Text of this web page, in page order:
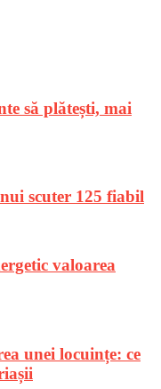
să plătești, mai
scuter 125 fiabil
valoarea
unei locuințe: ce